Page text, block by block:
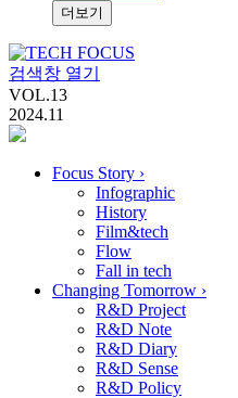
더보기
검색창 열기
VOL.13
2024.11
Focus Story ›
Infographic
History
Film&tech
Flow
Fall in tech
Changing Tomorrow ›
R&D Project
R&D Note
R&D Diary
R&D Sense
R&D Policy